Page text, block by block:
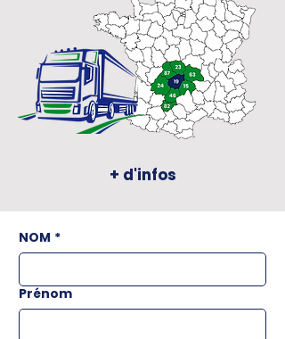
+ d'infos
NOM *
Prénom